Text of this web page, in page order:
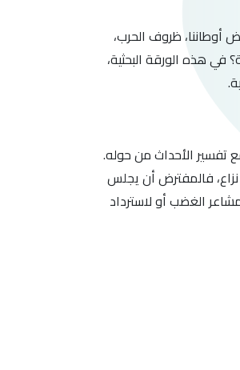
أوطاننا، ظروف الحرب،
في هذه الورقة البحثية،
تفسير الأحداث من حوله.
فالمفترض أن يجلس
الغضب أو لاسترداد